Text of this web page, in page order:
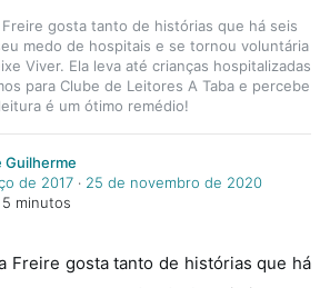
gosta tanto de histórias que há seis
medo de hospitais e se tornou voluntária
Viver. Ela leva até crianças hospitalizadas
para Clube de Leitores A Taba e percebe
é um ótimo remédio!
Guilherme
de 2017‧ 25 de novembro de 2020
minutos
Freire gosta tanto de histórias que há